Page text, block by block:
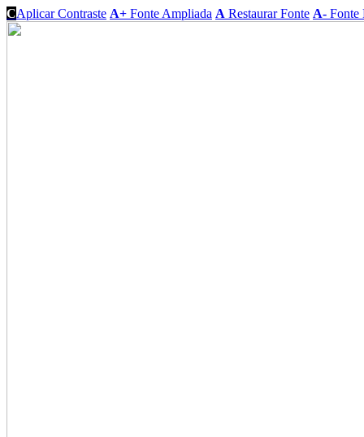
CAplicar Contraste A+ Fonte Ampliada A Restaurar Fonte A- Fonte